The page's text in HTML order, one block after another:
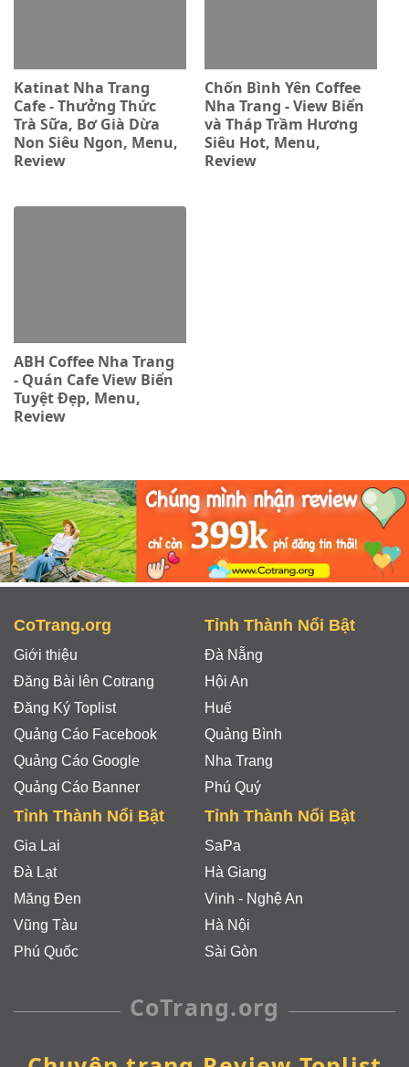
Katinat Nha Trang
Cafe - Thưởng Thức
Trà Sữa, Bơ Già Dừa
Non Siêu Ngon, Menu,
Review
Chốn Bình Yên Coffee
Nha Trang - View Biển
và Tháp Trầm Hương
Siêu Hot, Menu,
Review
ABH Coffee Nha Trang
- Quán Cafe View Biển
Tuyệt Đẹp, Menu,
Review
CoTrang.org
Giới thiệu
Đăng Bài lên Cotrang
Đăng Ký Toplist
Quảng Cáo Facebook
Quảng Cáo Google
Quảng Cáo Banner
Tỉnh Thành Nổi Bật
Đà Nẵng
Hội An
Huế
Quảng Bình
Nha Trang
Phú Quý
Tỉnh Thành Nổi Bật
Gia Lai
Đà Lạt
Măng Đen
Vũng Tàu
Phú Quốc
Tỉnh Thành Nổi Bật
SaPa
Hà Giang
Vinh - Nghệ An
Hà Nội
Sài Gòn
CoTrang.org